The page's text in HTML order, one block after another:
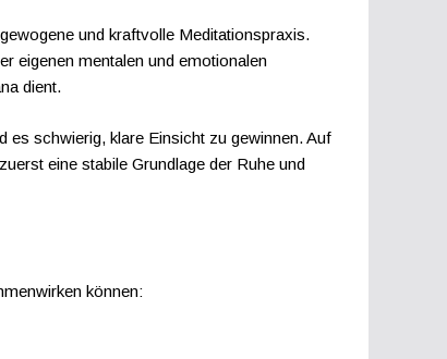
und kraftvolle Meditationspraxis.
eigenen mentalen und emotionalen
dient.
es schwierig, klare Einsicht zu gewinnen. Auf
eine stabile Grundlage der Ruhe und
können: